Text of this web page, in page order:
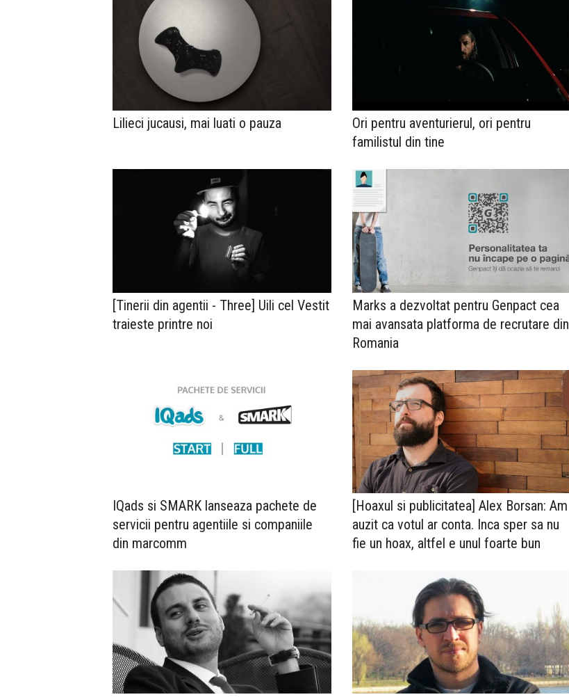
Lilieci jucausi, mai luati o pauza
Ori pentru aventurierul, ori pentru
familistul din tine
[Tinerii din agentii - Three] Uili cel Vestit
traieste printre noi
Marks a dezvoltat pentru Genpact cea
mai avansata platforma de recrutare din
Romania
IQads si SMARK lanseaza pachete de
servicii pentru agentiile si companiile
din marcomm
[Hoaxul si publicitatea] Alex Borsan: Am
auzit ca votul ar conta. Inca sper sa nu
fie un hoax, altfel e unul foarte bun